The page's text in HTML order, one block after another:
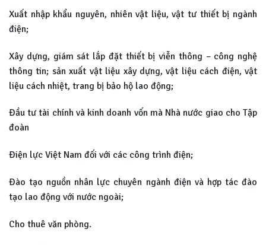
Xuất nhập khẩu nguyên, nhiên vật liệu, vật tư thiết bị ngành
điện;
Xây dựng, giám sát lắp đặt thiết bị viễn thông – công nghệ
thông tin; sản xuất vật liệu xây dựng, vật liệu cách điện, vật
liệu cách nhiệt, trang bị bảo hộ lao động;
Đầu tư tài chính và kinh doanh vốn mà Nhà nước giao cho Tập
đoàn
Điện lực Việt Nam đối với các công trình điện;
Đào tạo nguồn nhân lực chuyên ngành điện và hợp tác đào
tạo lao động với nước ngoài;
Cho thuê văn phòng.